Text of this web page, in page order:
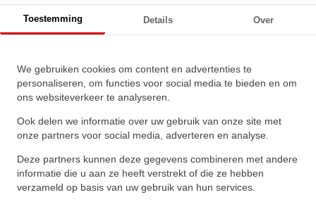
Toestemming Details Over
We gebruiken cookies om content en advertenties te
personaliseren, om functies voor social media te bieden en om
ons websiteverkeer te analyseren.
Ook delen we informatie over uw gebruik van onze site met
onze partners voor social media, adverteren en analyse.
Deze partners kunnen deze gegevens combineren met andere
informatie die u aan ze heeft verstrekt of die ze hebben
verzameld op basis van uw gebruik van hun services.
NBR 70
★★★★
★★★★
Schrijf een review!